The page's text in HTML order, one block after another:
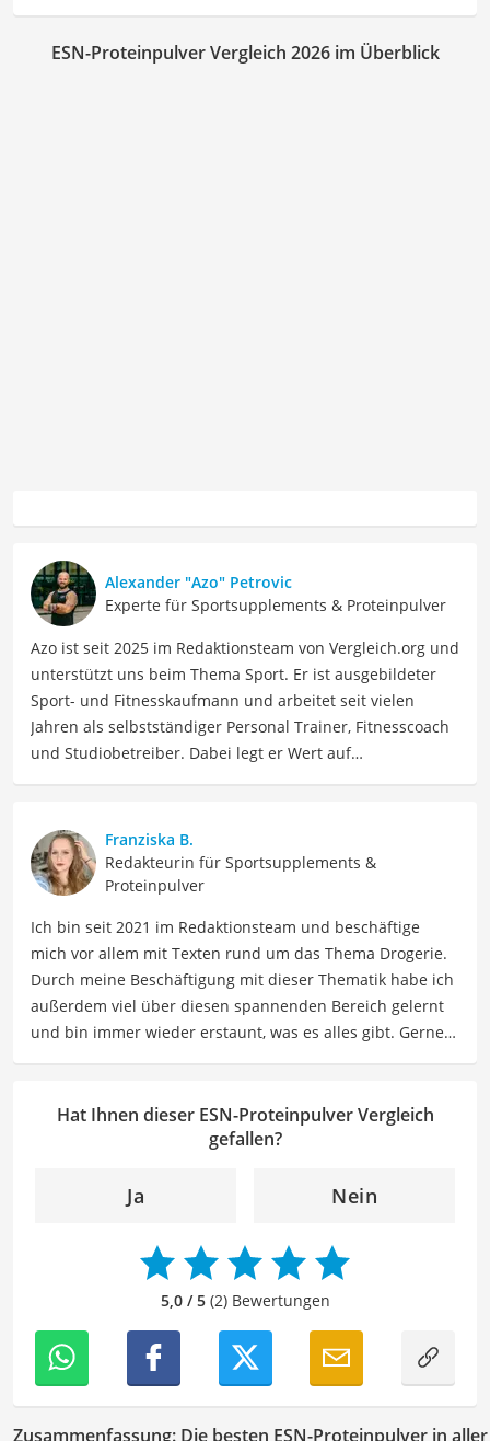
ESN-Proteinpulver Vergleich 2026 im Überblick
Alexander "Azo" Petrovic
Experte für Sportsupplements & Proteinpulver
Azo ist seit 2025 im Redaktionsteam von Vergleich.org und
unterstützt uns beim Thema Sport. Er ist ausgebildeter
Sport- und Fitnesskaufmann und arbeitet seit vielen
Jahren als selbstständiger Personal Trainer, Fitnesscoach
und Studiobetreiber. Dabei legt er Wert auf
Gerätekompetenz. Zusätzlich ist Azo aktiver
Wettkampfsportler (u. a. HYROX, Functional Fitness, Lauf-
und Triathlonevents) und testet Trainingsmethoden,
Als Ausgleich geht Azo gern in die Natur oder ins Kino,
um abzuschalten.
Der ESN-Proteinpulver-Vergleich ist aus unserer Sicht
besonders empfehlenswert fürFitness-Fans.
Franziska B.
Redakteurin für Sportsupplements &
Proteinpulver
Ich bin seit 2021 im Redaktionsteam und beschäftige
mich vor allem mit Texten rund um das Thema Drogerie.
Durch meine Beschäftigung mit dieser Thematik habe ich
außerdem viel über diesen spannenden Bereich gelernt
und bin immer wieder erstaunt, was es alles gibt. Gerne
über Beauty- sowie Pflegeprodukte, Gesundheitsartikel,
Haushaltswaren und vieles mehr. Meine Beiträge
Empfehlungen, um Lesern dabei zu helfen, die besten
Schönheits- als auch Pflegeroutine zu optimieren.
Der ESN-Proteinpulver-Vergleich ist aus unserer Sicht
besonders empfehlenswert fürFitness-Fans
Hat Ihnen dieser ESN-Proteinpulver Vergleich
gefallen?
Ja Nein
5,0 / 5(2) Bewertungen
Zusammenfassung: Die besten ESN-Proteinpulver in aller